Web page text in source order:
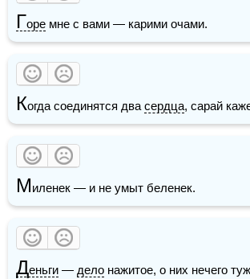
Горе мне с вами — карими очами.
Когда соединятся два сердца, сарай
Миленек — и не умыт беленек.
Деньги — дело нажитое, о них нечего